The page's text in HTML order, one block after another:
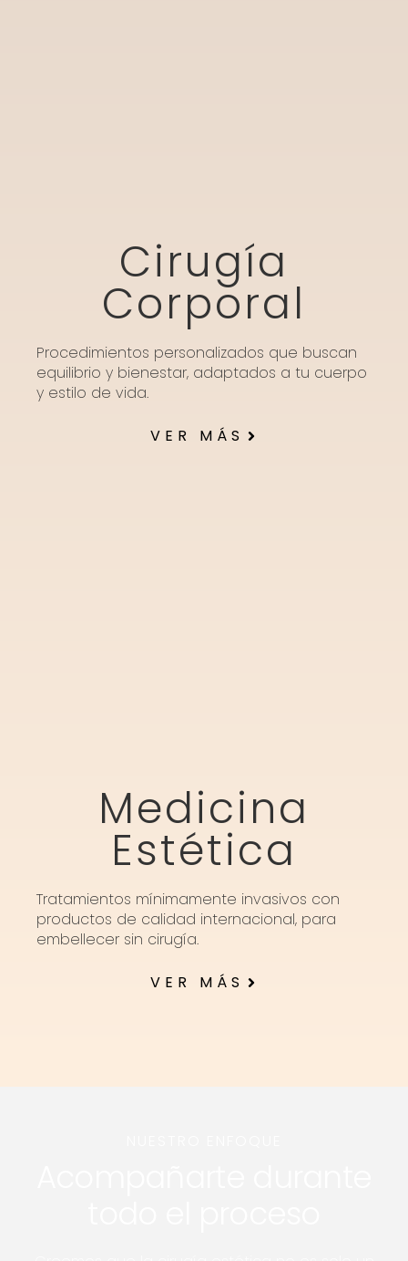
Cirugía
Corporal
Procedimientos personalizados que buscan
equilibrio y bienestar, adaptados a tu cuerpo
y estilo de vida.
VER MÁS
Medicina
Estética
Tratamientos mínimamente invasivos con
productos de calidad internacional, para
embellecer sin cirugía.
VER MÁS